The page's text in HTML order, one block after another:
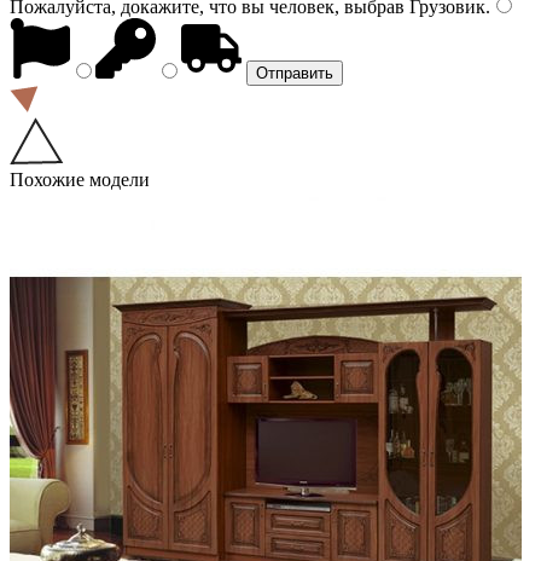
Пожалуйста, докажите, что вы человек, выбрав Грузовик.
Похожие модели